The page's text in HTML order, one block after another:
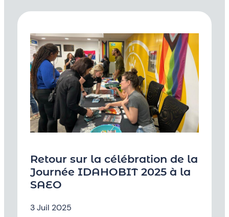
Retour sur la célébration de la
Journée IDAHOBIT 2025 à la
SAEO
3 Juil 2025